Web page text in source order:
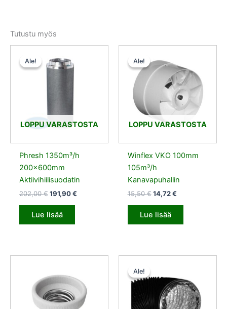
Tutustu myös
Ale!
LOPPU VARASTOSTA
Ale!
Phresh 1350m³/h
200x600mm
Aktiivihiilisuodatin
202,00€
hinta
oli:
191,90€
Lue lisää
Ale!
LOPPU VARASTOSTA
Ale!
Winflex VKO 100mm
105m³/h
Kanavapuhallin
15,50€
oli:
15,50 €.
14,72€
on:
14,72 €.
Lue lisää
Ale!
Ale!
oli:
25,50 €.24,22 €.